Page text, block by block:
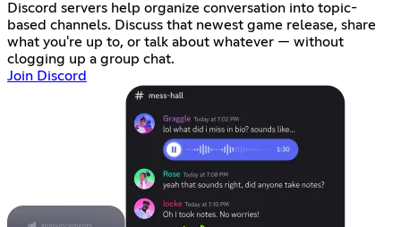
Discord servers help organize conversation into topic-
based channels. Discuss that newest game release, share
what you're up to, or talk about whatever — without
clogging up a group chat.
Join Discord